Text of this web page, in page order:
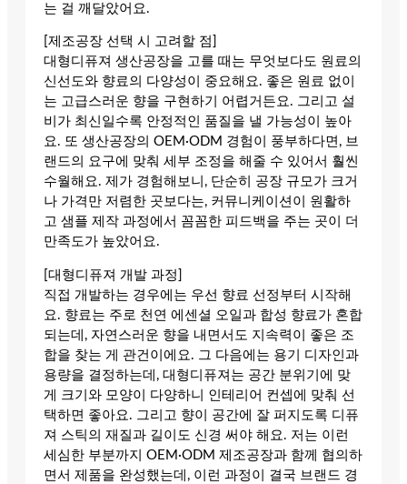
는 걸 깨달았어요.
[제조공장 선택 시 고려할 점]
대형디퓨져 생산공장을 고를 때는 무엇보다도 원료의
신선도와 향료의 다양성이 중요해요. 좋은 원료 없이
는 고급스러운 향을 구현하기 어렵거든요. 그리고 설
비가 최신일수록 안정적인 품질을 낼 가능성이 높아
요. 또 생산공장의 OEM·ODM 경험이 풍부하다면, 브
랜드의 요구에 맞춰 세부 조정을 해줄 수 있어서 훨씬
수월해요. 제가 경험해보니, 단순히 공장 규모가 크거
나 가격만 저렴한 곳보다는, 커뮤니케이션이 원활하
고 샘플 제작 과정에서 꼼꼼한 피드백을 주는 곳이 더
만족도가 높았어요.
[대형디퓨져 개발 과정]
직접 개발하는 경우에는 우선 향료 선정부터 시작해
요. 향료는 주로 천연 에센셜 오일과 합성 향료가 혼합
되는데, 자연스러운 향을 내면서도 지속력이 좋은 조
합을 찾는 게 관건이에요. 그 다음에는 용기 디자인과
용량을 결정하는데, 대형디퓨져는 공간 분위기에 맞
게 크기와 모양이 다양하니 인테리어 컨셉에 맞춰 선
택하면 좋아요. 그리고 향이 공간에 잘 퍼지도록 디퓨
져 스틱의 재질과 길이도 신경 써야 해요. 저는 이런
세심한 부분까지 OEM·ODM 제조공장과 함께 협의하
면서 제품을 완성했는데, 이런 과정이 결국 브랜드 경